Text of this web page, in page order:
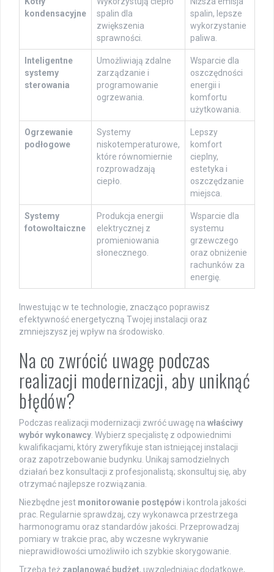
kondensacyjne
spalin dla
zwiększenia
sprawności.
spalin, lepsze
wykorzystanie
paliwa.
Inteligentne
systemy
sterowania
Umożliwiają zdalne
zarządzanie i
programowanie
ogrzewania.
Wsparcie dla
oszczędności
energii i
komfortu
użytkowania.
Ogrzewanie
podłogowe
Systemy
niskotemperaturowe,
które równomiernie
rozprowadzają
ciepło.
Lepszy
komfort
cieplny,
estetyka i
oszczędzanie
miejsca.
Systemy
fotowoltaiczne
Produkcja energii
elektrycznej z
promieniowania
słonecznego.
Wsparcie dla
systemu
grzewczego
oraz obniżenie
rachunków za
energię.
Inwestując w te technologie, znacząco poprawisz
efektywność energetyczną Twojej instalacji oraz
zmniejszysz jej wpływ na środowisko.
Na co zwrócić uwagę podczas
realizacji modernizacji, aby uniknąć
błędów?
Podczas realizacji modernizacji zwróć uwagę na właściwy
wybór wykonawcy. Wybierz specjalistę z odpowiednimi
kwalifikacjami, który zweryfikuje stan istniejącej instalacji
oraz zapotrzebowanie budynku. Unikaj samodzielnych
działań bez konsultacji z profesjonalistą; skonsultuj się, aby
otrzymać najlepsze rozwiązania.
Niezbędne jest monitorowanie postępów i kontrola jakości
prac. Regularnie sprawdzaj, czy wykonawca przestrzega
harmonogramu oraz standardów jakości. Przeprowadzaj
pomiary w trakcie prac, aby wczesne wykrywanie
nieprawidłowości umożliwiło ich szybkie skorygowanie.
Trzeba też zaplanować budżet, uwzględniając dodatkowe,